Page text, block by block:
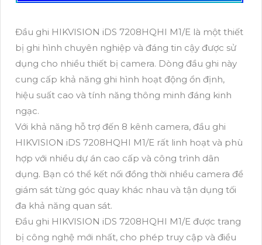
Đầu ghi HIKVISION iDS 7208HQHI M1/E là một thiết
bị ghi hình chuyên nghiệp và đáng tin cậy được sử
dụng cho nhiều thiết bị camera. Dòng đầu ghi này
cung cấp khả năng ghi hình hoạt động ổn định,
hiệu suất cao và tính năng thông minh đáng kinh
ngạc.
Với khả năng hỗ trợ đến 8 kênh camera, đầu ghi
HIKVISION iDS 7208HQHI M1/E rất linh hoạt và phù
hợp với nhiều dự án cao cấp và công trình dân
dụng. Bạn có thể kết nối đồng thời nhiều camera để
giám sát từng góc quay khác nhau và tận dụng tối
đa khả năng quan sát.
Đầu ghi HIKVISION iDS 7208HQHI M1/E được trang
bị công nghệ mới nhất, cho phép truy cập và điều